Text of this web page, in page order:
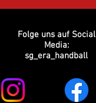
Folge uns auf Social
Media:
sg_era_handball